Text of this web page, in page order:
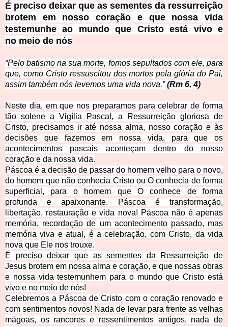
É preciso deixar que as sementes da ressurreição
brotem em nosso coração e que nossa vida
testemunhe ao mundo que Cristo está vivo e
no meio de nós
“Pelo batismo na sua morte, fomos sepultados com ele, para
que, como Cristo ressuscitou dos mortos pela glória do Pai,
assim também nós levemos uma vida nova.”(Rm 6, 4)
Neste dia, em que nos preparamos para celebrar de forma
tão solene a Vigília Pascal, a Ressurreição gloriosa de
Cristo, precisamos ir até nossa alma, nosso coração e às
decisões que fazemos em nossa vida, para que os
acontecimentos pascais aconteçam dentro do nosso
coração e da nossa vida.
Páscoa é a decisão de passar do homem velho para o novo,
do homem que não conhecia Cristo ou O conhecia de forma
superficial, para o homem que O conhece de forma
profunda e apaixonante. Páscoa é transformação,
libertação, restauração e vida nova! Páscoa não é apenas
memória, recordação de um acontecimento passado, mas
memória viva e atual, é a celebração, com Cristo, da vida
nova que Ele nos trouxe.
É preciso deixar que as sementes da Ressurreição de
Jesus brotem em nossa alma e coração, e que nossas obras
e nossa vida testemunhem para o mundo que Cristo está
vivo e no meio de nós!
Celebremos a Páscoa de Cristo com o coração renovado e
com sentimentos novos! Nada de levar para frente as velhas
mágoas, os rancores e ressentimentos antigos, nada de